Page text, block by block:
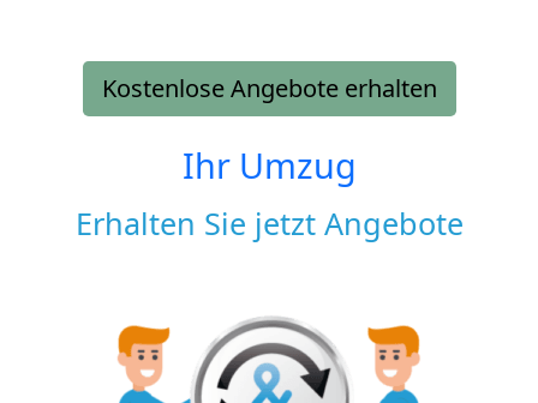
Kostenlose Angebote erhalten
Ihr Umzug
Erhalten Sie jetzt Angebote